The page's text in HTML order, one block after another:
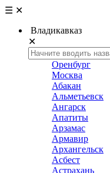
☰ ✕
Владикавказ
✕
Оренбург
Москва
Абакан
Альметьевск
Ангарск
Апатиты
Арзамас
Армавир
Архангельск
Асбест
Астрахань